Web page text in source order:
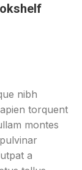
nibh
torquent
montes
a